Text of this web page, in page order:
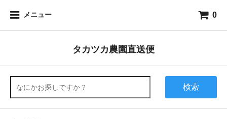
メニュー 0
タカツカ農園直送便
検索